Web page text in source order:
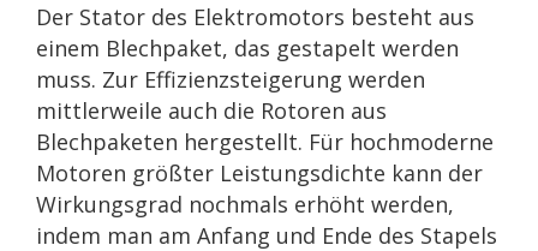
Der Stator des Elektromotors besteht aus
einem Blechpaket, das gestapelt werden
muss. Zur Effizienzsteigerung werden
mittlerweile auch die Rotoren aus
Blechpaketen hergestellt. Für hochmoderne
Motoren größter Leistungsdichte kann der
Wirkungsgrad nochmals erhöht werden,
indem man am Anfang und Ende des Stapels